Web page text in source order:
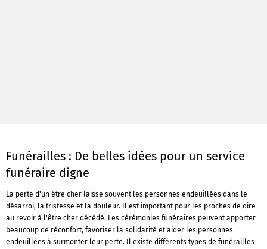
Funérailles : De belles idées pour un service
funéraire digne
La perte d'un être cher laisse souvent les personnes endeuillées dans le
désarroi, la tristesse et la douleur. Il est important pour les proches de dire
au revoir à l'être cher décédé. Les cérémonies funéraires peuvent apporter
beaucoup de réconfort, favoriser la solidarité et aider les personnes
endeuillées à surmonter leur perte. Il existe différents types de funérailles